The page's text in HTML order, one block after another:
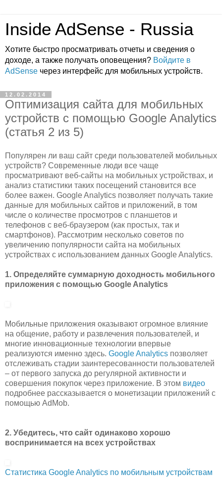
Inside AdSense - Russia
Хотите быстро просматривать отчеты и сведения о
доходе, а также получать оповещения? Войдите в
AdSense через интерфейс для мобильных устройств.
12.02.2014
Оптимизация сайта для мобильных
устройств с помощью Google Analytics
(статья 2 из 5)
Популярен ли ваш сайт среди пользователей мобильных
устройств? Современные люди все чаще
просматривают веб-сайты на мобильных устройствах, и
анализ статистики таких посещений становится все
более важен. Google Analytics позволяет получать такие
данные для мобильных сайтов и приложений, в том
числе о количестве просмотров с планшетов и
телефонов с веб-браузером (как простых, так и
смартфонов). Рассмотрим несколько советов по
увеличению популярности сайта на мобильных
устройствах с использованием данных Google Analytics.
1. Определяйте суммарную доходность мобильного
приложения с помощью Google Analytics
Мобильные приложения оказывают огромное влияние
на общение, работу и развлечения пользователей, и
многие инновационные технологии впервые
реализуются именно здесь. Google Analytics позволяет
отслеживать стадии заинтересованности пользователей
– от первого запуска до регулярной активности и
совершения покупок через приложение. В этом видео
подробнее рассказывается о монетизации приложений с
помощью AdMob.
2. Убедитесь, что сайт одинаково хорошо
воспринимается на всех устройствах
Статистика Google Analytics по мобильным устройствам